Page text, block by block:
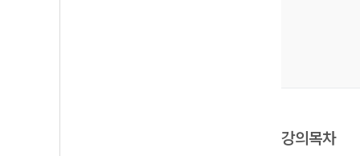
강의목차